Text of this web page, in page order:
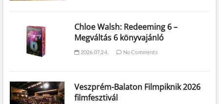
Chloe Walsh: Redeeming 6 –
Megváltás 6 könyvajánló
2026.07.24. No Comments
Veszprém-Balaton Filmpiknik 2026
filmfesztivál